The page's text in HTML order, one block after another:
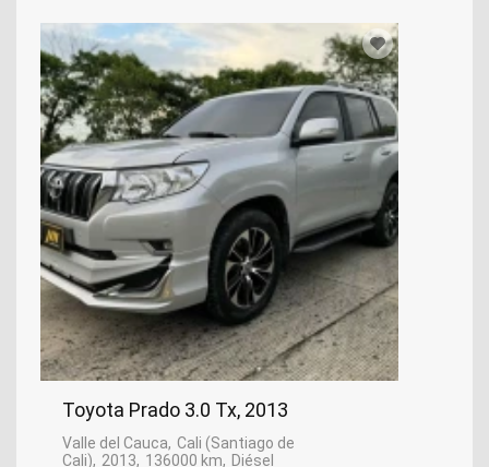
Toyota Prado 3.0 Tx, 2013
Valle del Cauca Cali (Santiago de
Cali) 2013 136000 km Diésel